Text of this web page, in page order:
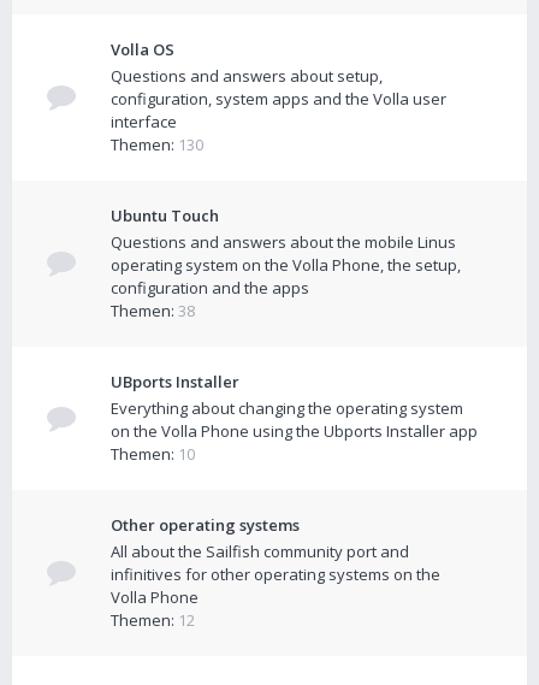
Volla OS
Questions and answers about setup,
configuration, system apps and the Volla user
interface
Themen: 130
Ubuntu Touch
Questions and answers about the mobile Linus
operating system on the Volla Phone, the setup,
configuration and the apps
Themen: 38
UBports Installer
Everything about changing the operating system
on the Volla Phone using the Ubports Installer app
Themen: 10
Other operating systems
All about the Sailfish community port and
infinitives for other operating systems on the
Volla Phone
Themen: 12